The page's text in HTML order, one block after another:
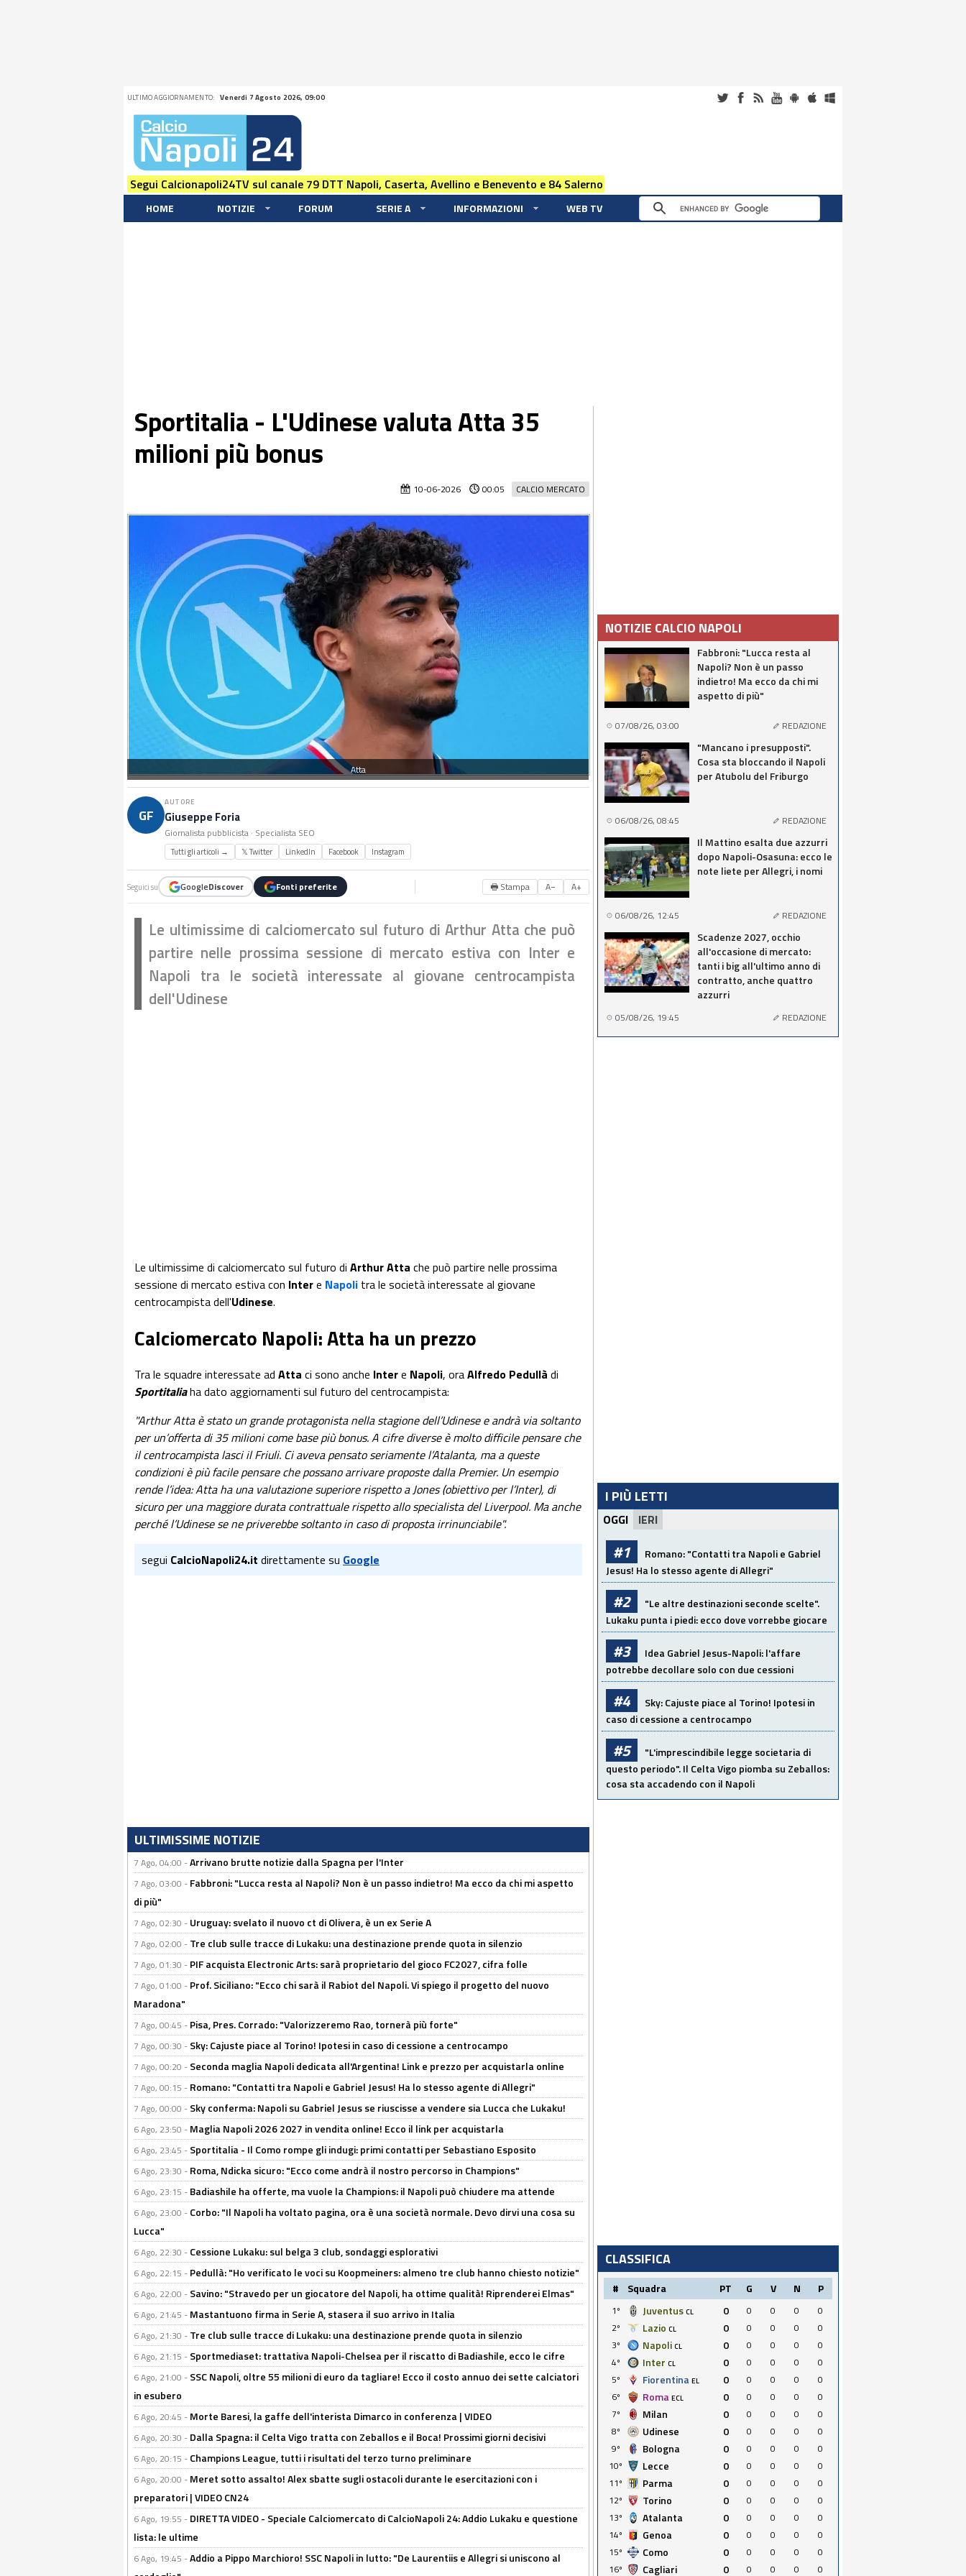
ULTIMO AGGIORNAMENTO: Venerdi 7 Agosto 2026, 09:00
Segui Calcionapoli24TV sul canale 79 DTT Napoli, Caserta, Avellino e Benevento e 84 Salerno
HOME NOTIZIE FORUM SERIE A INFORMAZIONI WEB TV
Sportitalia - L'Udinese valuta Atta 35
milioni più bonus
CALCIO MERCATO
10-06-2026 00:05
Atta
GF
AUTORE
Giuseppe Foria
Giornalista pubblicista · Specialista SEO
Tutti gli articoli → 𝕏 Twitter LinkedIn Facebook Instagram
Seguici su GoogleDiscover Fonti preferite 🖶 Stampa A− A+
Le ultimissime di calciomercato sul futuro di Arthur Atta che può
partire nelle prossima sessione di mercato estiva con Inter e
Napoli tra le società interessate al giovane centrocampista
dell'Udinese
Le ultimissime di calciomercato sul futuro di Arthur Atta che può partire nelle prossima
sessione di mercato estiva con Intere Napoli tra le società interessate al giovane
centrocampista dell'Udinese.
Calciomercato Napoli: Atta ha un prezzo
Tra le squadre interessate ad Atta ci sono anche Intere Napoli, oraAlfredo Pedullà di
Sportitaliaha dato aggiornamenti sul futuro del centrocampista:
"Arthur Atta è stato un grande protagonista nella stagione dell’Udinese e andrà via soltanto
per un’offerta di 35 milioni come base più bonus. A cifre diverse è molto difficile pensare che
il centrocampista lasci il Friuli. Ci aveva pensato seriamente l’Atalanta, ma a queste
condizioni è più facile pensare che possano arrivare proposte dalla Premier. Un esempio
rende l’idea: Atta ha una valutazione superiore rispetto a Jones (obiettivo per l’Inter), di
sicuro per una maggiore durata contrattuale rispetto allo specialista del Liverpool. Ma anche
perché l’Udinese se ne priverebbe soltanto in caso di proposta irrinunciabile".
segui CalcioNapoli24.it direttamente su Google
ULTIMISSIME NOTIZIE
7 Ago, 04:00 -Arrivano brutte notizie dalla Spagna per l'Inter
7 Ago, 03:00 - Fabbroni: "Lucca resta al Napoli? Non è un passo indietro! Ma ecco da chi mi aspetto
di più"
7 Ago, 02:30 - Uruguay: svelato il nuovo ct di Olivera, è un ex Serie A
7 Ago, 02:00 - Tre club sulle tracce di Lukaku: una destinazione prende quota in silenzio
7 Ago, 01:30 - PIF acquista Electronic Arts: sarà proprietario del gioco FC2027, cifra folle
7 Ago, 01:00 - Prof. Siciliano: "Ecco chi sarà il Rabiot del Napoli. Vi spiego il progetto del nuovo
Maradona"
7 Ago, 00:45 - Pisa, Pres. Corrado: "Valorizzeremo Rao, tornerà più forte"
7 Ago, 00:30 - Sky: Cajuste piace al Torino! Ipotesi in caso di cessione a centrocampo
7 Ago, 00:20 - Seconda maglia Napoli dedicata all'Argentina! Link e prezzo per acquistarla online
7 Ago, 00:15 - Romano: "Contatti tra Napoli e Gabriel Jesus! Ha lo stesso agente di Allegri"
7 Ago, 00:00 - Sky conferma: Napoli su Gabriel Jesus se riuscisse a vendere sia Lucca che Lukaku!
6 Ago, 23:50 - Maglia Napoli 2026 2027 in vendita online! Ecco il link per acquistarla
6 Ago, 23:45 - Sportitalia - Il Como rompe gli indugi: primi contatti per Sebastiano Esposito
6 Ago, 23:30 - Roma, Ndicka sicuro: "Ecco come andrà il nostro percorso in Champions"
6 Ago, 23:15 - Badiashile ha offerte, ma vuole la Champions: il Napoli può chiudere ma attende
6 Ago, 23:00 - Corbo: "Il Napoli ha voltato pagina, ora è una società normale. Devo dirvi una cosa su
Lucca"
6 Ago, 22:30 - Cessione Lukaku: sul belga 3 club, sondaggi esplorativi
6 Ago, 22:15 - Pedullà: "Ho verificato le voci su Koopmeiners: almeno tre club hanno chiesto notizie"
6 Ago, 22:00 - Savino: "Stravedo per un giocatore del Napoli, ha ottime qualità! Riprenderei Elmas"
6 Ago, 21:45 - Mastantuono firma in Serie A, stasera il suo arrivo in Italia
6 Ago, 21:30 - Tre club sulle tracce di Lukaku: una destinazione prende quota in silenzio
6 Ago, 21:15 - Sportmediaset: trattativa Napoli-Chelsea per il riscatto di Badiashile, ecco le cifre
6 Ago, 21:00 - SSC Napoli, oltre 55 milioni di euro da tagliare! Ecco il costo annuo dei sette calciatori
in esubero
6 Ago, 20:45 - Morte Baresi, la gaffe dell'interista Dimarco in conferenza | VIDEO
6 Ago, 20:30 - Dalla Spagna: il Celta Vigo tratta con Zeballos e il Boca! Prossimi giorni decisivi
6 Ago, 20:15 - Champions League, tutti i risultati del terzo turno preliminare
6 Ago, 20:00 - Meret sotto assalto! Alex sbatte sugli ostacoli durante le esercitazioni con i
preparatori | VIDEO CN24
6 Ago, 19:55 - DIRETTA VIDEO - Speciale Calciomercato di CalcioNapoli 24: Addio Lukaku e questione
lista: le ultime
6 Ago, 19:45 -Addio a Pippo Marchioro! SSC Napoli in lutto: "De Laurentiis e Allegri si uniscono al
NOTIZIE CALCIO NAPOLI
Fabbroni: "Lucca resta al
Napoli? Non è un passo
indietro! Ma ecco da chi mi
aspetto di più"
07/08/26, 03:00 REDAZIONE
"Mancano i presupposti".
Cosa sta bloccando il Napoli
per Atubolu del Friburgo
06/08/26, 08:45 REDAZIONE
Il Mattino esalta due azzurri
dopo Napoli-Osasuna: ecco le
note liete per Allegri, i nomi
06/08/26, 12:45 REDAZIONE
Scadenze 2027, occhio
all'occasione di mercato:
tanti i big all'ultimo anno di
contratto, anche quattro
azzurri
05/08/26, 19:45 REDAZIONE
I PIÙ LETTI
OGGI IERI
#1
Romano: "Contatti tra Napoli e Gabriel
Jesus! Ha lo stesso agente di Allegri"
#2
"Le altre destinazioni seconde scelte".
Lukaku punta i piedi: ecco dove vorrebbe giocare
#3
Idea Gabriel Jesus-Napoli: l'affare
potrebbe decollare solo con due cessioni
#4
Sky: Cajuste piace al Torino! Ipotesi in
caso di cessione a centrocampo
#5
"L'imprescindibile legge societaria di
questo periodo". Il Celta Vigo piomba su Zeballos:
cosa sta accadendo con il Napoli
CLASSIFICA
# Squadra PT G V N P
1º Juventus CL 0 0 0 0
0
2º
Lazio CL 0 0 0 0
0
3º
Napoli CL 0 0 0 0
0
4º
Inter CL 0 0 0 0
0
5º
Fiorentina EL 0 0 0 0
0
6º
Roma ECL 0 0 0 0
0
7º
Milan 0 0 0 0
0
8º
Udinese 0 0 0 0
0
9º
Bologna 0 0 0 0
0
10º
Lecce 0 0 0 0
0
11º
Parma 0 0 0 0
0
12º
Torino 0 0 0 0
0
13º
Atalanta 0 0 0 0
0
14º
Genoa 0 0 0 0
0
15º
Como 0 0 0 0
0
16º
Cagliari 0 0 0 0 0